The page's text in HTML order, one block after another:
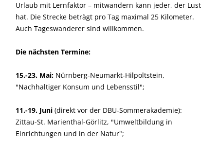
Urlaub mit Lernfaktor – mitwandern kann jeder, der Lust
hat. Die Strecke beträgt pro Tag maximal 25 Kilometer.
Auch Tageswanderer sind willkommen.
Die nächsten Termine:
15.-23. Mai: Nürnberg-Neumarkt-Hilpoltstein,
"Nachhaltiger Konsum und Lebensstil";
11.-19. Juni (direkt vor der DBU-Sommerakademie):
Zittau-St. Marienthal-Görlitz, "Umweltbildung in
Einrichtungen und in der Natur";